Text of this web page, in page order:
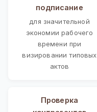
подписание
для значительной
экономии рабочего
времени при
визировании типовых
актов
Проверка